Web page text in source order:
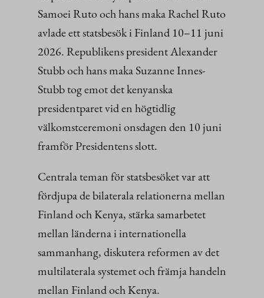
Samoei Ruto och hans maka Rachel Ruto
avlade ett statsbesök i Finland 10–11 juni
2026. Republikens president Alexander
Stubb och hans maka Suzanne Innes-
Stubb tog emot det kenyanska
presidentparet vid en högtidlig
välkomstceremoni onsdagen den 10 juni
framför Presidentens slott.
Centrala teman för statsbesöket var att
fördjupa de bilaterala relationerna mellan
Finland och Kenya, stärka samarbetet
mellan länderna i internationella
sammanhang, diskutera reformen av det
multilaterala systemet och främja handeln
mellan Finland och Kenya.